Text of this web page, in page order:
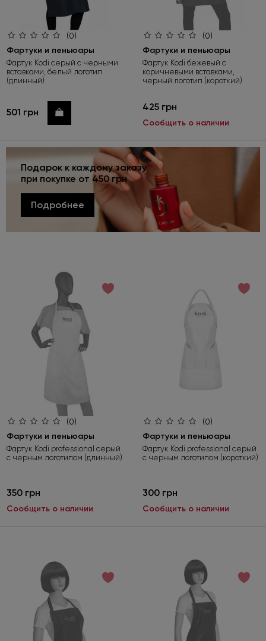
(0)
Фартуки и пеньюары
Фартук Kodi серый с черными
вставками, белый логотип
(длинный)
501 грн Купить
(0)
Фартуки и пеньюары
Фартук Kodi бежевый с
коричневыми вставками,
черный логотип (короткий)
425 грн
Сообщить о наличии
Подарок к каждому заказу
при покупке от 450 грн
Подробнее
(0)
Фартуки и пеньюары
Фартук Kodi professional cерый
с черным логотипом (длинный)
350 грн
Сообщить о наличии
(0)
Фартуки и пеньюары
Фартук Kodi professional серый
с черным логотипом (короткий)
300 грн
Сообщить о наличии